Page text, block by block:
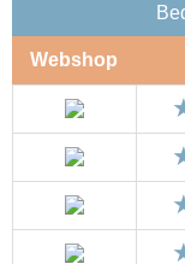
Webshop